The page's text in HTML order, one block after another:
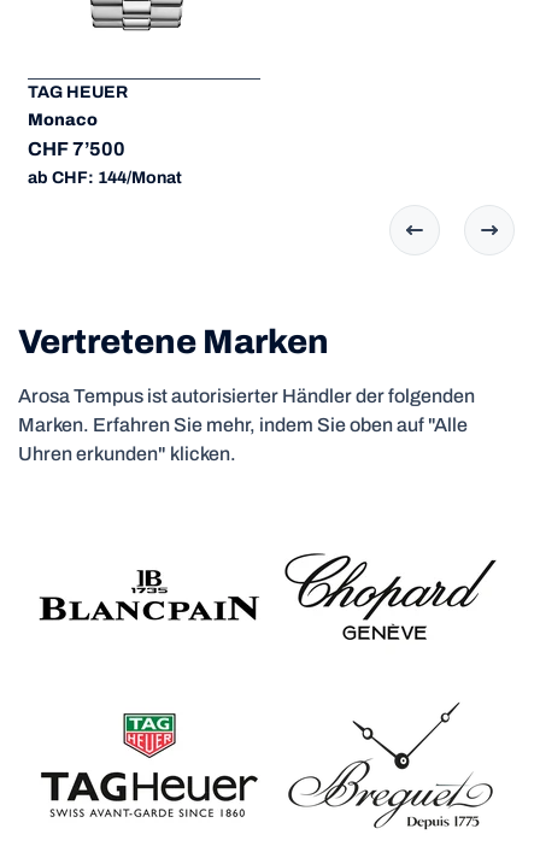
TAG HEUER
Monaco
CHF 7’500
ab CHF: 144/Monat
Vertretene Marken
Arosa Tempus ist autorisierter Händler der folgenden
Marken. Erfahren Sie mehr, indem Sie oben auf "Alle
Uhren erkunden" klicken.